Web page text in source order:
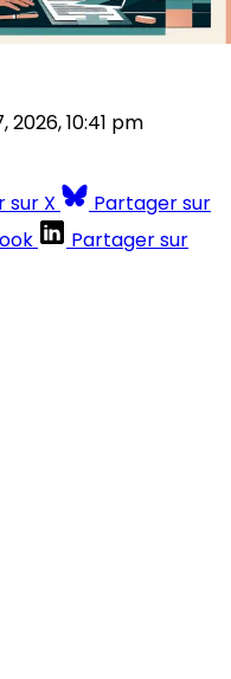
2026, 10:41 pm
sur X
Partager sur
Partager sur